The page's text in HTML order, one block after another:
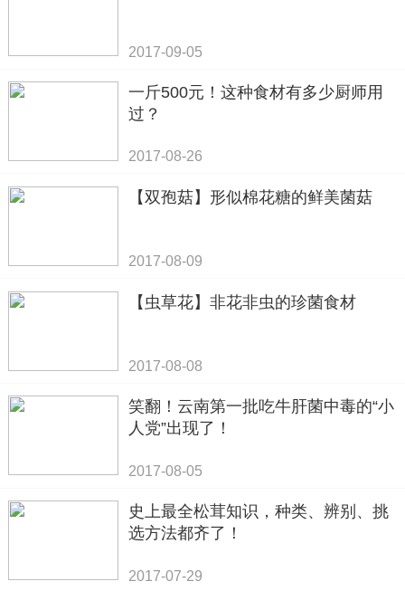
2017-09-05
一斤500元！这种食材有多少厨师用
过？
2017-08-26
【双孢菇】形似棉花糖的鲜美菌菇
2017-08-09
【虫草花】非花非虫的珍菌食材
2017-08-08
笑翻！云南第一批吃牛肝菌中毒的“小
人党”出现了！
2017-08-05
史上最全松茸知识，种类、辨别、挑
选方法都齐了！
2017-07-29